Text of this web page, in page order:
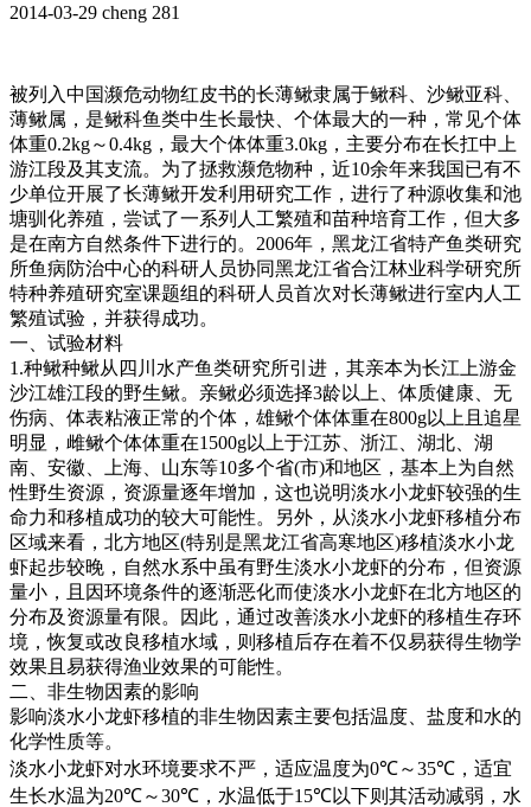
2014-03-29 cheng 281
被列入中国濒危动物红皮书的长薄鳅隶属于鳅科、沙鳅亚科、
薄鳅属，是鳅科鱼类中生长最快、个体最大的一种，常见个体
体重0.2kg～0.4kg ，最大个体体重3.0kg ，主要分布在长扛中上
游江段及其支流。为了拯救濒危物种，近10余年来我国已有不
少单位开展了长薄鳅开发利用研究工作，进行了种源收集和池
塘驯化养殖，尝试了一系列人工繁殖和苗种培育工作，但大多
是在南方自然条件下进行的。 2006年，黑龙江省特产鱼类研究
所鱼病防治中心的科研人员协同黑龙江省合江林业科学研究所
特种养殖研究室课题组的科研人员首次对长薄鳅进行室内人工
繁殖试验，并获得成功。
一、试验材料
1.种鳅种鳅从四川水产鱼类研究所引进，其亲本为长江上游金
沙江雄江段的野生鳅。亲鳅必须选择3龄以上、体质健康、无
伤病、体表粘液正常的个体，雄鳅个体体重在800g以上且追星
明显，雌鳅个体体重在1500g以上于江苏、浙江、湖北、湖
南、安徽、上海、山东等10多个省(市)和地区，基本上为自然
性野生资源，资源量逐年增加，这也说明淡水小龙虾较强的生
命力和移植成功的较大可能性。另外，从淡水小龙虾移植分布
区域来看，北方地区(特别是黑龙江省高寒地区)移植淡水小龙
虾起步较晚，自然水系中虽有野生淡水小龙虾的分布，但资源
量小，且因环境条件的逐渐恶化而使淡水小龙虾在北方地区的
分布及资源量有限。因此，通过改善淡水小龙虾的移植生存环
境，恢复或改良移植水域，则移植后存在着不仅易获得生物学
效果且易获得渔业效果的可能性。
二、非生物因素的影响
影响淡水小龙虾移植的非生物因素主要包括温度、盐度和水的
化学性质等。
淡水小龙虾对水环境要求不严，适应温度为0℃～35℃ ，适宜
生长水温为20℃～30℃ ，水温低于15℃以下则其活动减弱，水